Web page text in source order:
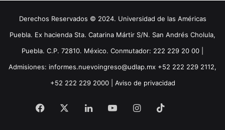
Derechos Reservados © 2024. Universidad de las Américas
Puebla. Ex hacienda Sta. Catarina Mártir S/N. San Andrés Cholula,
Puebla. C.P. 72810. México. Conmutador: 222 229 20 00 |
Admisiones: informes.nuevoingreso@udlap.mx +52 222 229 2112,
+52 222 229 2000 | Aviso de privacidad
Facebook LinkedInYouTubeInstagram